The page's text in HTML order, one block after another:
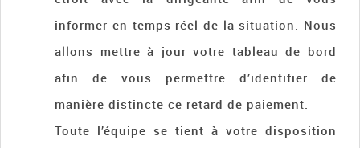
informer en temps réel de la situation. Nous
allons mettre à jour votre tableau de bord
afin de vous permettre d’identifier de
manière distincte ce retard de paiement.
Toute l’équipe se tient à votre disposition